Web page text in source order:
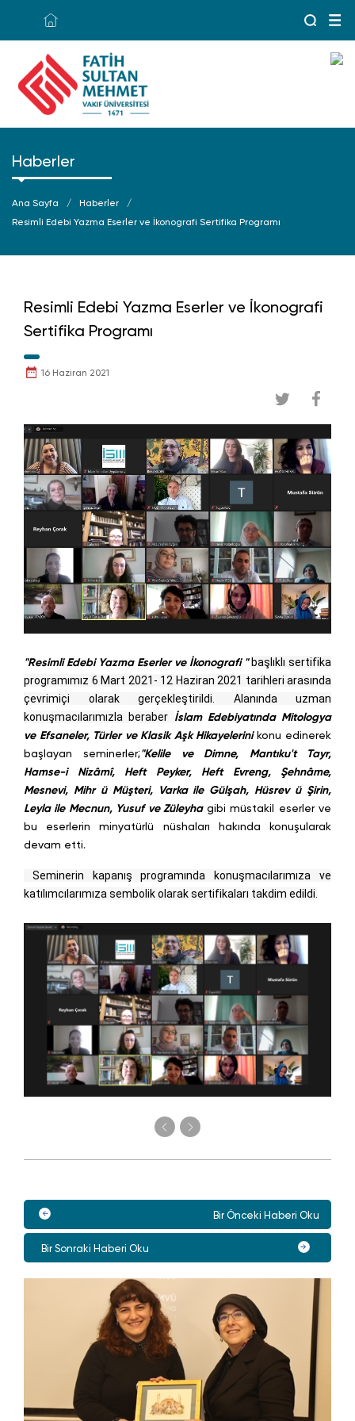
Haberler
Ana Sayfa
Haberler
Resimli Edebi Yazma Eserler ve İkonografi Sertifika Programı
Resimli Edebi Yazma Eserler ve İkonografi
Sertifika Programı
16 Haziran 2021
"Resimli Edebi Yazma Eserler ve İkonografi " başlıklı sertifika
programımız 6 Mart 2021- 12 Haziran 2021 tarihleri arasında
çevrimiçi olarak gerçekleştirildi. Alanında uzman
konuşmacılarımızla beraber İslam Edebiyatında Mitologya
ve Efsaneler, Türler ve Klasik Aşk Hikayelerinikonu edinerek
başlayan seminerler;"Kelile ve Dimne, Mantıku't Tayr,
Hamse-i Nizâmî, Heft Peyker, Heft Evreng, Şehnâme,
Mesnevi, Mihr ü Müşteri, Varka ile Gülşah, Hüsrev ü Şirin,
Leyla ile Mecnun, Yusuf ve Züleyha gibi müstakil eserler ve
bu eserlerin minyatürlü nüshaları hakında konuşularak
devam etti.
Seminerin kapanış programında konuşmacılarımıza ve
katılımcılarımıza sembolik olarak sertifikaları takdim edildi.
Bir Önceki Haberi Oku
Bir Sonraki Haberi Oku